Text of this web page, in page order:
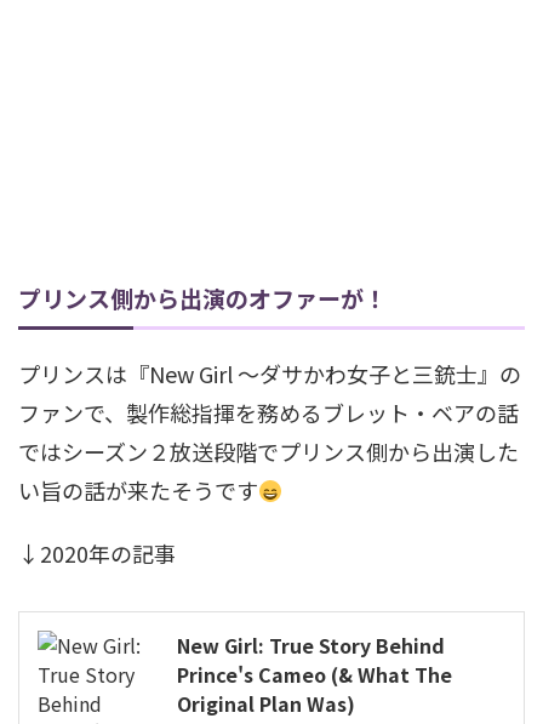
プリンス側から出演のオファーが！
プリンスは『New Girl ～ダサかわ女子と三銃士』の
ファンで、製作総指揮を務めるブレット・ベアの話
ではシーズン２放送段階でプリンス側から出演した
い旨の話が来たそうです
↓2020年の記事
New Girl: True Story Behind
Prince's Cameo (& What The
Original Plan Was)